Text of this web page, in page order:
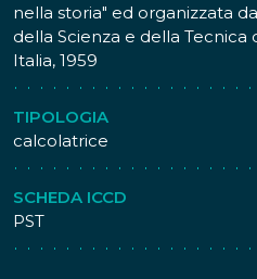
nella storia" ed organizzata
della Scienza e della Tecnica
Italia, 1959
TIPOLOGIA
calcolatrice
SCHEDA ICCD
PST